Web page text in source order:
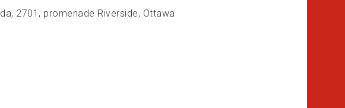
2701, promenade Riverside, Ottawa